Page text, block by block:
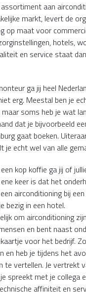
aan
markt, levert de
op maat voor
hotels,
en service staat
ga jij heel
erg. Meestal ben je
soms heb je wat
dat je bijvoorbeeld
gaat boeken.
je echt wel van alle
kop koffie ga jij of
keer is dat het
airconditioning bij
bezig in een hotel.
om airconditioning
en bent naast
voor het bedrijf.
en heb je tijdens het
te vertellen. Je vertrekt
spreekt met je collega
affiniteit en